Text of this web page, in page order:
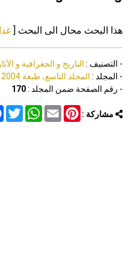
هذا البحث محال الى البحث [
- التصنيف : التاريخ و الجغرافية و الآثار
- المجلد : المجلد التاسع، طبعة 2004، دمشق
- رقم الصفحة ضمن المجلد :170
مشاركة : WhatsAppEmail
Pinterest